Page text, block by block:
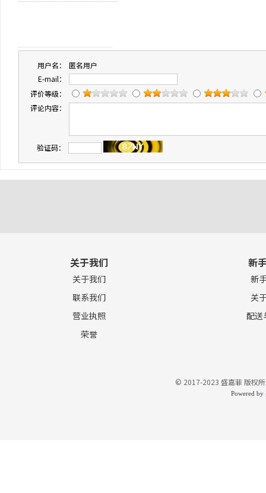
用户名：
匿名用户
E-mail：
评价等级：
评论内容：
验证码：
关于我们
关于我们
联系我们
营业执照
荣誉
新
新
关
配送
© 2017-2023 盛嘉菲 版权
Powered by